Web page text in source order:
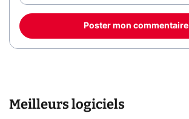
Poster mon commentaire
Meilleurs logiciels